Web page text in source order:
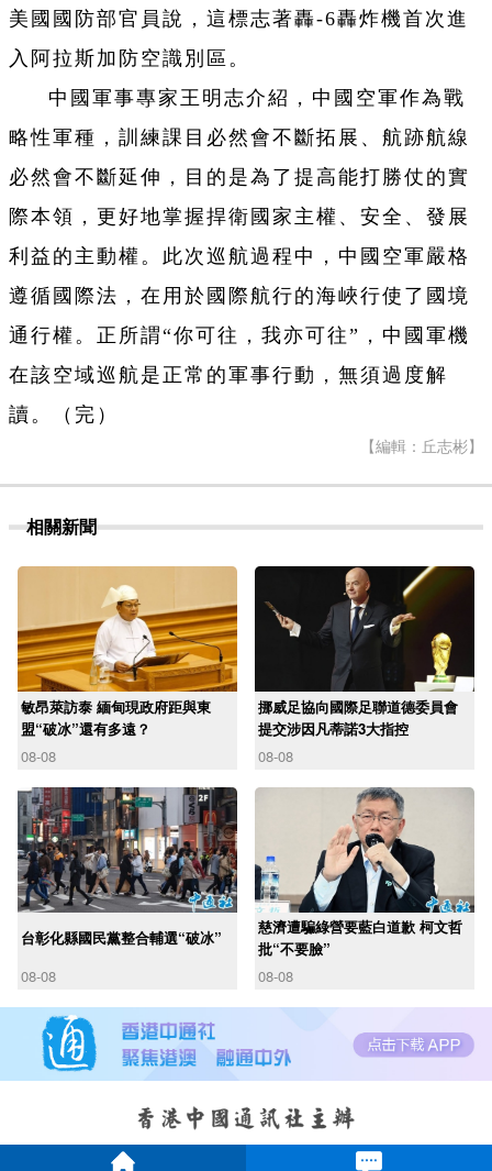
美國國防部官員說，這標志著轟-6轟炸機首次進
入阿拉斯加防空識別區。
中國軍事專家王明志介紹，中國空軍作為戰
略性軍種，訓練課目必然會不斷拓展、航跡航線
必然會不斷延伸，目的是為了提高能打勝仗的實
際本領，更好地掌握捍衛國家主權、安全、發展
利益的主動權。此次巡航過程中，中國空軍嚴格
遵循國際法，在用於國際航行的海峽行使了國境
通行權。正所謂“你可往，我亦可往”，中國軍機
在該空域巡航是正常的軍事行動，無須過度解
讀。（完）
【編輯：丘志彬】
相關新聞
敏昂萊訪泰 緬甸現政府距與東
盟“破冰”還有多遠？
08-08
挪威足協向國際足聯道德委員會
提交涉因凡蒂諾3大指控
08-08
台彰化縣國民黨整合輔選“破冰”
08-08
慈濟遭騙綠營要藍白道歉 柯文哲
批“不要臉”
08-08